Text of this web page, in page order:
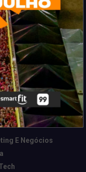
e muito mais.
E Negócios